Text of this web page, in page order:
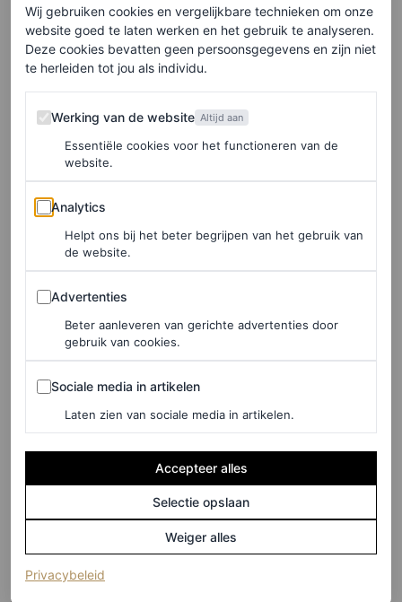
Vogue Nederland
transformeert de P.C.
Hooftstraat in een groot
modefestijn tijdens Vogue
Downtown
Vanavond is het zover: dit
MARJOLEIN VAN DEN BRAND
PARTNERSHIP
Deze nieuwe campagne
geschoten door
gerenommeerd fotograaf
Bastiaan Woudt is een piece
of art
PORSCHE
Wij gebruiken cookies en vergelijkbare technieken om onze
website goed te laten werken en het gebruik te analyseren.
Deze cookies bevatten geen persoonsgegevens en zijn niet
te herleiden tot jou als individu.
Werking van de website
Werking van de website Altijd aan
Essentiële cookies voor het functioneren van de
website.
Analytics
Analytics
Helpt ons bij het beter begrijpen van het gebruik van
de website.
Advertenties
Advertenties
Beter aanleveren van gerichte advertenties door
gebruik van cookies.
Sociale media in artikelen
Sociale media in artikelen
Laten zien van sociale media in artikelen.
Accepteer alles
Selectie opslaan
Weiger alles
Privacybeleid